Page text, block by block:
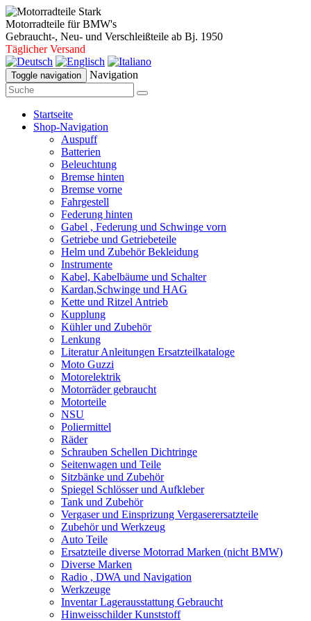
Motorradteile für BMW's
Gebraucht-, Neu- und Verschleißteile ab Bj. 1950
Täglicher Versand
Toggle navigation Navigation
Startseite
Shop-Navigation
Auspuff
Batterien
Beleuchtung
Bremse hinten
Bremse vorne
Fahrgestell
Federung hinten
Gabel , Federung und Schwinge vorn
Getriebe und Getriebeteile
Helm und Zubehör Bekleidung
Instrumente
Kabel, Kabelbäume und Schalter
Kardan,Schwinge und HAG
Kette und Ritzel Antrieb
Kupplung
Kühler und Zubehör
Lenkung
Literatur Anleitungen Ersatzteilkataloge
Moto Guzzi
Motorelektrik
Motorräder gebraucht
Motorteile
NSU
Poliermittel
Räder
Schrauben Schellen Dichtringe
Seitenwagen und Teile
Sitzbänke und Zubehör
Spiegel Schlösser und Aufkleber
Tank und Zubehör
Vergaser und Einsprizung Vergaserersatzteile
Zubehör und Werkzeug
Auto Teile
Ersatzteile diverse Motorrad Marken (nicht BMW)
Diverse Marken
Radio , DWA und Navigation
Werkzeuge
Inventar Lagerausstattung Gebraucht
Hinweisschilder Kunststoff